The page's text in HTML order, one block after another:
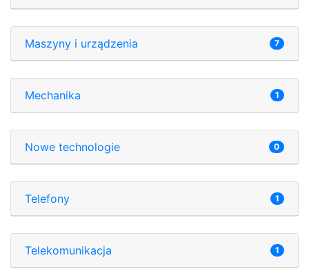
Maszyny i urządzenia 7
Mechanika 1
Nowe technologie 0
Telefony 1
Telekomunikacja 1